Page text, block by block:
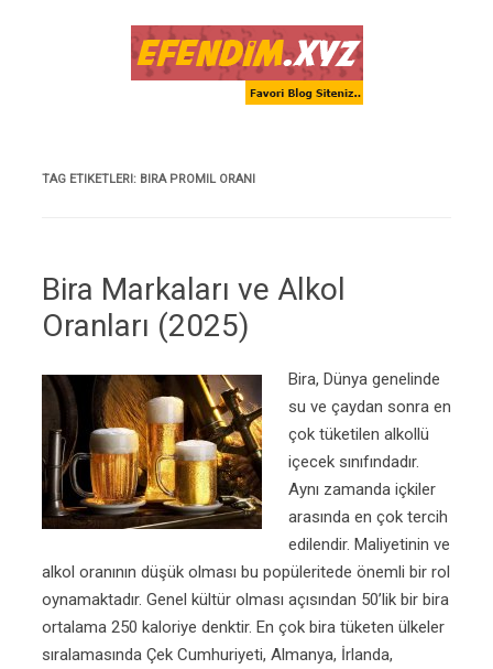
TAG ETIKETLERI: BIRA PROMIL ORANI
Bira Markaları ve Alkol
Oranları (2025)
Bira, Dünya genelinde
su ve çaydan sonra en
çok tüketilen alkollü
içecek sınıfındadır.
Aynı zamanda içkiler
arasında en çok tercih
edilendir. Maliyetinin ve
alkol oranının düşük olması bu popüleritede önemli bir rol
oynamaktadır. Genel kültür olması açısından 50’lik bir bira
ortalama 250 kaloriye denktir. En çok bira tüketen ülkeler
sıralamasında Çek Cumhuriyeti, Almanya, İrlanda,